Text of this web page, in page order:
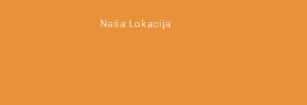
Naša Lokacija